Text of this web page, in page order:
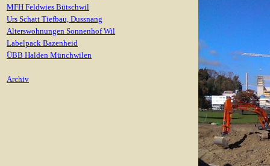
MFH Feldwies Bütschwil
Urs Schatt Tiefbau, Dussnang
Alterswohnungen Sonnenhof Wil
Labelpack Bazenheid
ÜBB Halden Münchwilen
Archiv